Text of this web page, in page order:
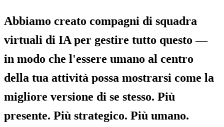
Abbiamo creato compagni di squadra
virtuali di IA per gestire tutto questo —
in modo che l'essere umano al centro
della tua attività possa mostrarsi come la
migliore versione di se stesso. Più
presente. Più strategico. Più umano.